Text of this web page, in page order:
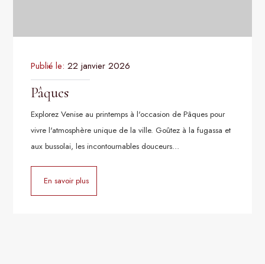
Publié le: 22 janvier 2026
Pâques
Explorez Venise au printemps à l'occasion de Pâques pour
vivre l'atmosphère unique de la ville. Goûtez à la fugassa et
aux bussolai, les incontournables douceurs…
En savoir plus